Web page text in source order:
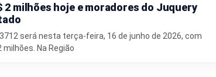
milhões hoje e moradores do Juquery
será nesta terça-feira, 16 de junho de 2026, com
Na Região